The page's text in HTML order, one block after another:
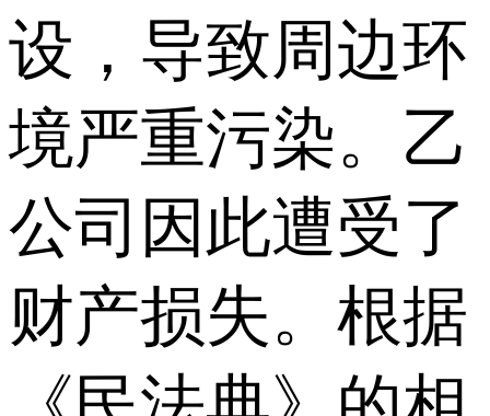
设，导致周边环
境严重污染。乙
公司因此遭受了
财产损失。根据